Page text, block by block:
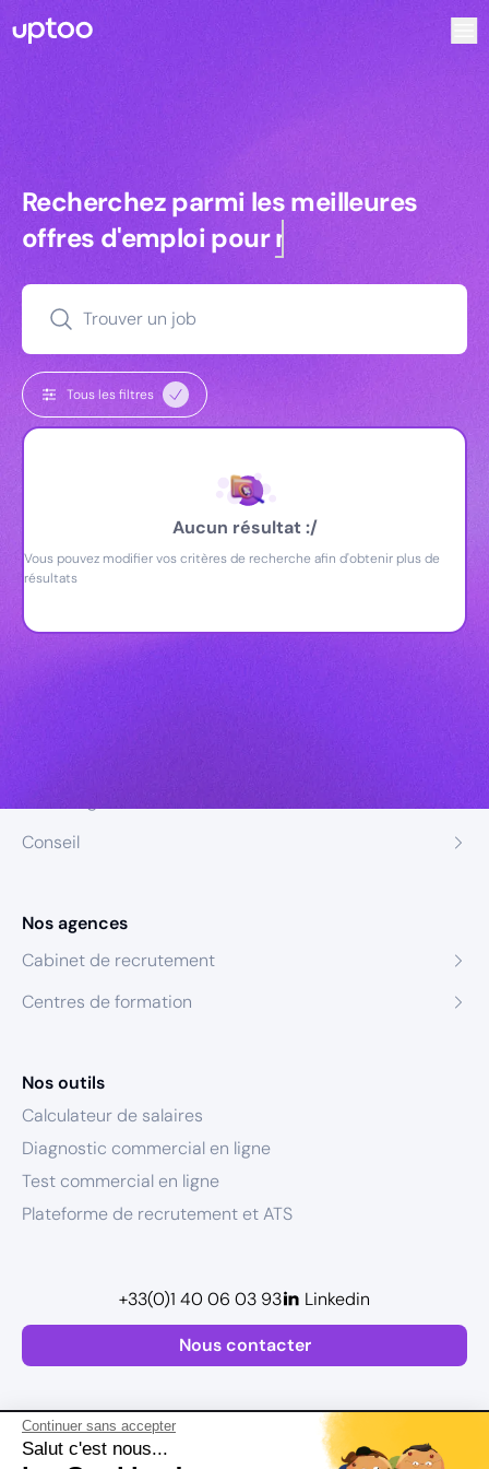
Continuer sans accepter
Salut c'est nous...
Recherchez parmi les meilleures
Recherchez parmi les meilleures
offres d'emploi pourmanagers
Trouver un job
Tous les filtres
Aucun résultat :/
Vous pouvez modifier vos critères de recherche afin d'obtenir plus de
résultats
Conseil
Nos agences
Cabinet de recrutement
Centres de formation
Nos outils
Calculateur de salaires
Diagnostic commercial en ligne
Test commercial en ligne
Plateforme de recrutement et ATS
Nous contacter
+33(0)1 40 06 03 93 Linkedin